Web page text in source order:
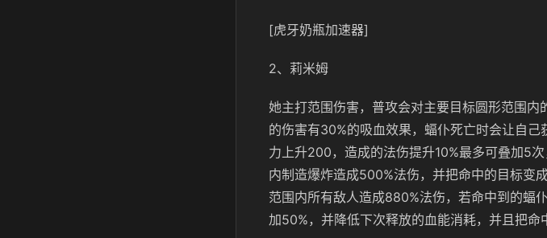
[虎牙奶瓶加速器]
2、莉米姆
她主打范围伤害，普攻会对主要目标圆形范围
的伤害有30%的吸血效果，蝠仆死亡时会让自己
力上升200，造成的法伤提升10%最多可叠加5
内制造爆炸造成500%法伤，并把命中的目标变
范围内所有敌人造成880%法伤，若命中到的蝠
加50%，并降低下次释放的血能消耗，并且把命